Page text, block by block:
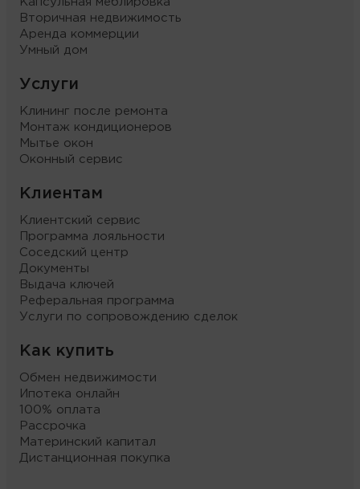
Вторичная недвижимость
Аренда коммерции
Умный дом
Услуги
Клининг после ремонта
Монтаж кондиционеров
Мытье окон
Оконный сервис
Клиентам
Клиентский сервис
Программа лояльности
Соседский центр
Документы
Выдача ключей
Реферальная программа
Услуги по сопровождению сделок
Как купить
Обмен недвижимости
Ипотека онлайн
100% оплата
Рассрочка
Материнский капитал
Дистанционная покупка